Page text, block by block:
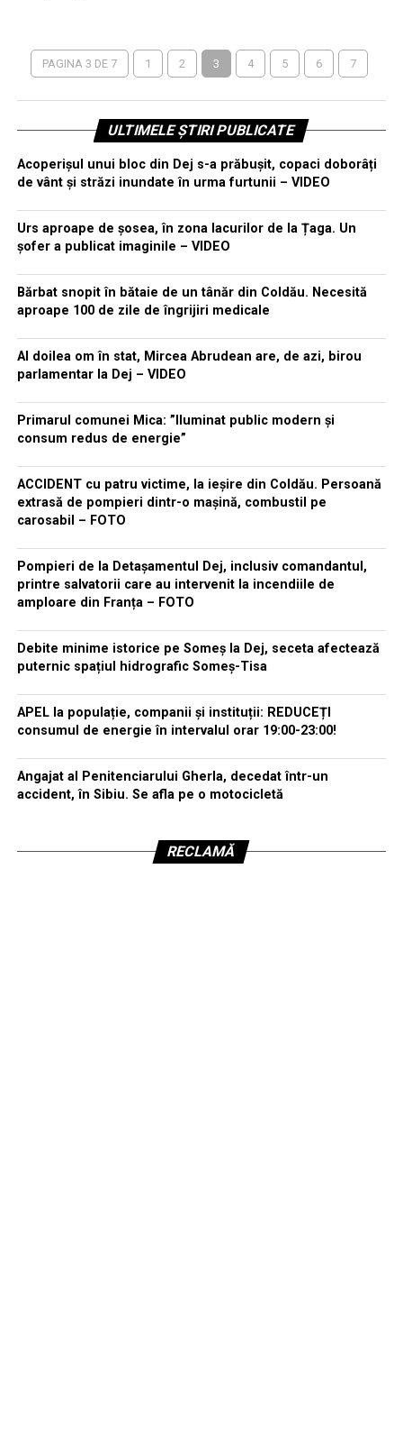
PAGINA 3 DE 7 1 2 3 4 5 6 7
ULTIMELE ȘTIRI PUBLICATE
Acoperișul unui bloc din Dej s-a prăbușit, copaci doborâți
de vânt și străzi inundate în urma furtunii – VIDEO
Urs aproape de șosea, în zona lacurilor de la Țaga. Un
șofer a publicat imaginile – VIDEO
Bărbat snopit în bătaie de un tânăr din Coldău. Necesită
aproape 100 de zile de îngrijiri medicale
Al doilea om în stat, Mircea Abrudean are, de azi, birou
parlamentar la Dej – VIDEO
Primarul comunei Mica: ”Iluminat public modern și
consum redus de energie”
ACCIDENT cu patru victime, la ieșire din Coldău. Persoană
extrasă de pompieri dintr-o mașină, combustil pe
carosabil – FOTO
Pompieri de la Detașamentul Dej, inclusiv comandantul,
printre salvatorii care au intervenit la incendiile de
amploare din Franța – FOTO
Debite minime istorice pe Someș la Dej, seceta afectează
puternic spațiul hidrografic Someș-Tisa
APEL la populație, companii și instituții: REDUCEȚI
consumul de energie în intervalul orar 19:00-23:00!
Angajat al Penitenciarului Gherla, decedat într-un
accident, în Sibiu. Se afla pe o motocicletă
RECLAMĂ